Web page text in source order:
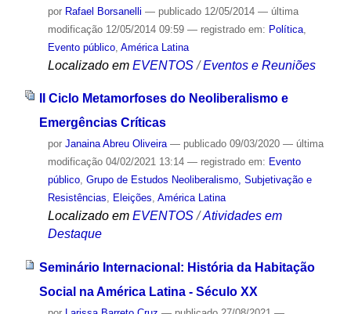
por Rafael Borsanelli — publicado12/05/2014 — última
modificação12/05/2014 09:59 — registrado em: Política,
Evento público, América Latina
Localizado em EVENTOS /Eventos e Reuniões
II Ciclo Metamorfoses do Neoliberalismo e
Emergências Críticas
por Janaina Abreu Oliveira — publicado09/03/2020 — última
modificação04/02/2021 13:14 — registrado em: Evento
público, Grupo de Estudos Neoliberalismo, Subjetivação e
Resistências, Eleições, América Latina
Localizado em EVENTOS /Atividades em
Destaque
Seminário Internacional: História da Habitação
Social na América Latina - Século XX